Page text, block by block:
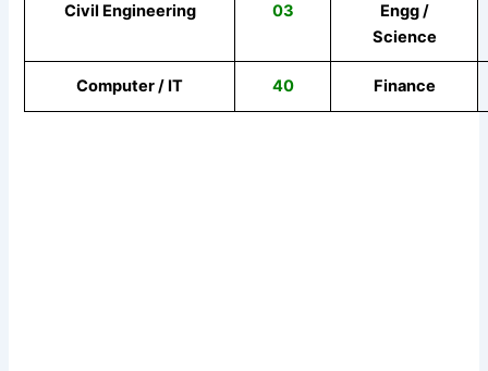
Civil Engineering 03
Engg /
Science
Computer / IT 40 Finance